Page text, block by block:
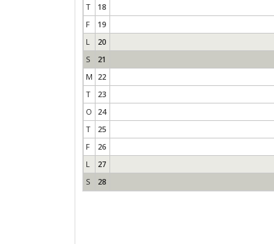
T
18
F
19
L
20
S
21
M 22
T
23
O
24
T
25
F
26
L
27
S
28